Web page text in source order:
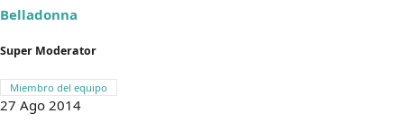
Belladonna
Super Moderator
Miembro del equipo
27 Ago 2014